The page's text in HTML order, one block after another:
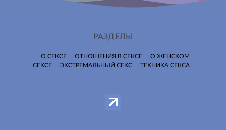
РАЗДЕЛЫ
О СЕКСЕ ОТНОШЕНИЯ В СЕКСЕ
О ЖЕНСКОМ
СЕКСЕ
ЭКСТРЕМАЛЬНЫЙ СЕКС ТЕХНИКА СЕКСА